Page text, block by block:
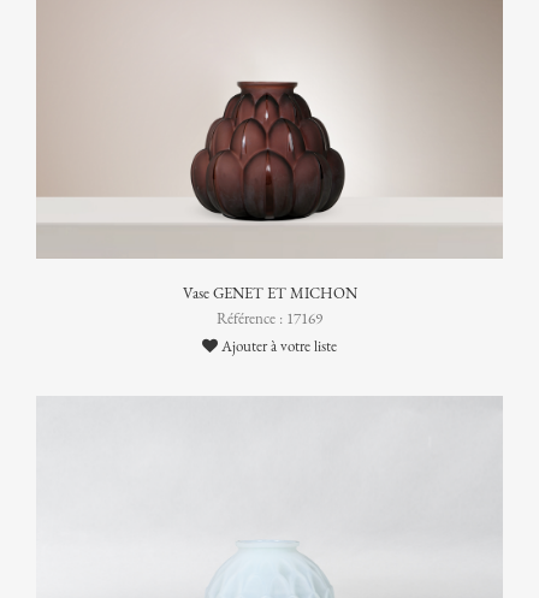
Vase GENET ET MICHON
Référence : 17169
Ajouter à votre liste